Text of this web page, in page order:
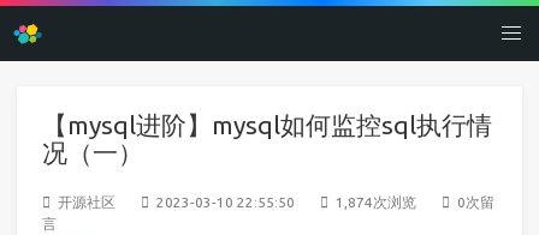
【mysql进阶】mysql如何监控sql执行情
况（一）
开源社区 2023-03-10 22:55:50 1,874次浏览
0次留
言